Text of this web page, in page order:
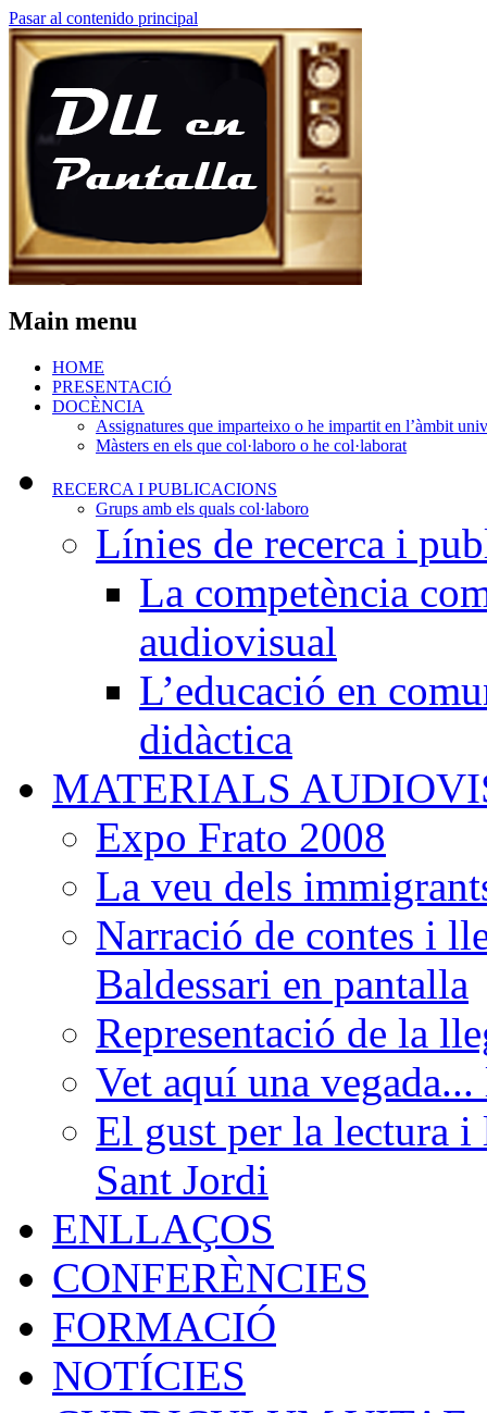
Pasar al contenido principal
Main menu
HOME
PRESENTACIÓ
DOCÈNCIA
Assignatures que imparteixo o he impartit en l’àmbit
Màsters en els que col·laboro o he col·laborat
RECERCA I PUBLICACIONS
Grups amb els quals col·laboro
Línies de recerca i
La competència
audiovisual
L’educació en
didàctica
MATERIALS
Expo Frato 2008
La veu dels
Narració de contes i
Baldessari en pantalla
Representació de la
Vet aquí una
El gust per la lectura i
Sant Jordi
ENLLAÇOS
CONFERÈNCIES
FORMACIÓ
NOTÍCIES